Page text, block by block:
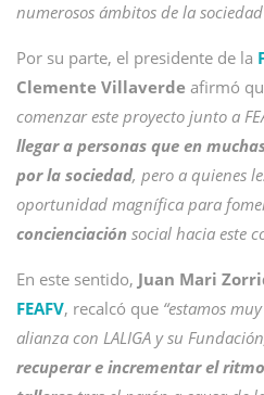
numerosos ámbitos de la
Por su parte, el presidente de la
Clemente Villaverde afirmó
comenzar este proyecto junto a
llegar a personas que en
por la sociedad, pero a quienes
oportunidad magnífica para
concienciación social hacia este
En este sentido, Juan Mari
FEAFV, recalcó que “estamos
alianza con LALIGA y su
recuperar e incrementar el